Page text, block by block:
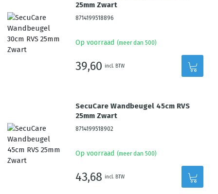
25mm Zwart
8714199518896
Op voorraad (meer dan 500)
39,60 incl. BTW
SecuCare Wandbeugel 45cm RVS
25mm Zwart
8714199518902
Op voorraad (meer dan 500)
43,68 incl. BTW